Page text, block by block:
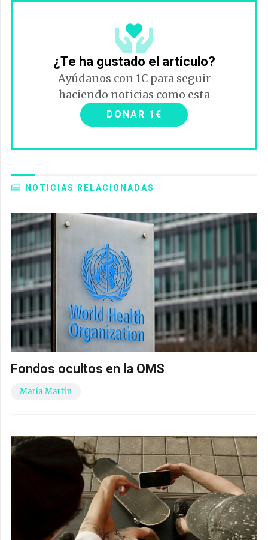
¿Te ha gustado el artículo?
Ayúdanos con 1€ para seguir
haciendo noticias como esta
DONAR 1€
NOTICIAS RELACIONADAS
Fondos ocultos en la OMS
María Martín